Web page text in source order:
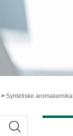
> Syntetiske